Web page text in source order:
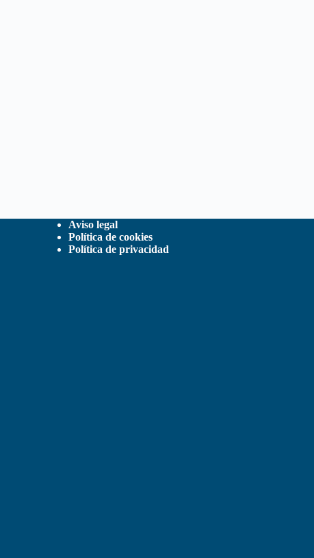
Aviso legal
Política de cookies
Política de privacidad